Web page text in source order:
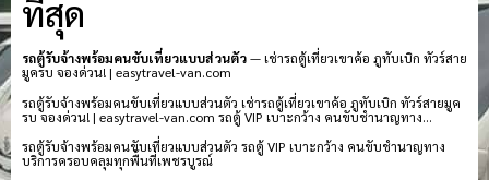
ที่สุด
รถตู้รับจ้างพร้อมคนขับเที่ยวแบบส่วนตัว— เช่ารถตู้เที่ยวเขาค้อ ภูทับเบิก ทัวร์สาย
มูครบ จองด่วน! | easytravel-van.com
รถตู้รับจ้างพร้อมคนขับเที่ยวแบบส่วนตัว เช่ารถตู้เที่ยวเขาค้อ ภูทับเบิก ทัวร์สายมูค
รบ จองด่วน! | easytravel-van.com รถตู้ VIP เบาะกว้าง คนขับชำนาญทาง…
รถตู้รับจ้างพร้อมคนขับเที่ยวแบบส่วนตัว รถตู้ VIP เบาะกว้าง คนขับชำนาญทาง
บริการครอบคลุมทุกพื้นที่เพชรบูรณ์